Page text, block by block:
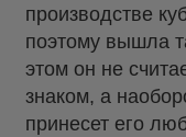
производстве
поэтому вышла
этом он не
знаком, а
принесет его